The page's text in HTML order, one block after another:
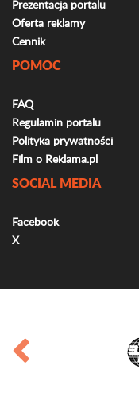
Prezentacja portalu
Oferta reklamy
Cennik
POMOC
FAQ
Regulamin portalu
Polityka prywatności
Film o Reklama.pl
SOCIAL MEDIA
Facebook
X